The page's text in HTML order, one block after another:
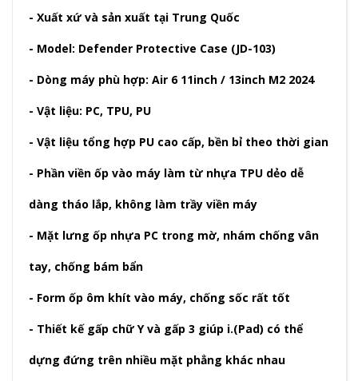
- Xuất xứ và sản xuất tại Trung Quốc
- Model: Defender Protective Case (JD-103)
- Dòng máy phù hợp: Air 6 11inch / 13inch M2 2024
- Vật liệu: PC, TPU, PU
- Vật liệu tổng hợp PU cao cấp, bền bỉ theo thời gian
- Phần viền ốp vào máy làm từ nhựa TPU dẻo dễ
dàng tháo lắp, không làm trầy viền máy
- Mặt lưng ốp nhựa PC trong mờ, nhám chống vân
tay, chống bám bẩn
- Form ốp ôm khít vào máy, chống sốc rất tốt
- Thiết kế gấp chữ Y và gấp 3 giúp i.(Pad) có thể
dựng đứng trên nhiều mặt phẳng khác nhau